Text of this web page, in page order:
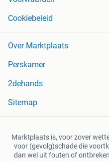
Cookiebeleid
Over Marktplaats
Perskamer
2dehands
Sitemap
Marktplaats is, voor zover
voor (gevolg)schade die
dan wel uit fouten of